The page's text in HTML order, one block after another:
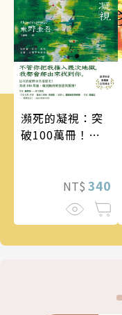
瀕死的凝視：突
破100萬冊！這
的情慾與驚悚！
NT$ 340